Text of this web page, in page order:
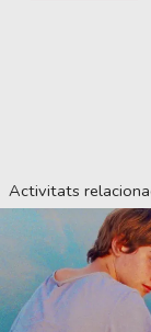
Activitats